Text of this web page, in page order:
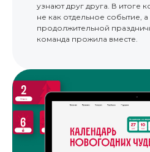
узнают друг друга. В итоге
не как отдельное событие,
продолжительной
команда прожила вместе.